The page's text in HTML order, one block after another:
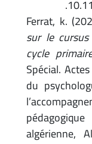
Ferrat, k.
sur le
cycle
Spécial.
du